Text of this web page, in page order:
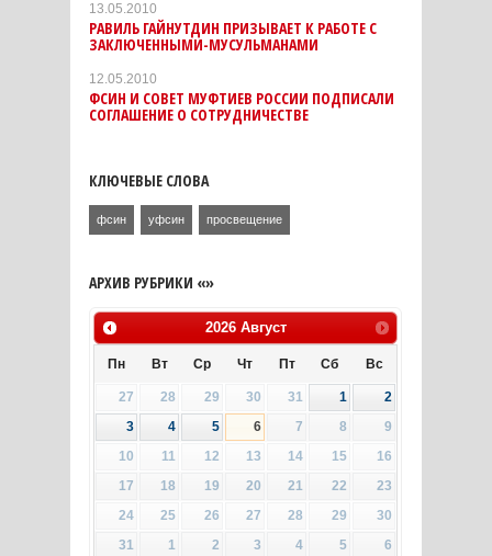
13.05.2010
РАВИЛЬ ГАЙНУТДИН ПРИЗЫВАЕТ К РАБОТЕ С
ЗАКЛЮЧЕННЫМИ-МУСУЛЬМАНАМИ
12.05.2010
ФСИН И СОВЕТ МУФТИЕВ РОССИИ ПОДПИСАЛИ
СОГЛАШЕНИЕ О СОТРУДНИЧЕСТВЕ
КЛЮЧЕВЫЕ СЛОВА
фсин уфсин просвещение
АРХИВ РУБРИКИ «»
2026 Август
Пн Вт Ср Чт Пт Сб Вс
27 28 29 30 31 1
2
3
4 5 6 7 8
9
10
11 12 13 14 15
16
17
18 19 20 21 22
23
24
25 26 27 28 29
30
31
1 2 3 4 5 6